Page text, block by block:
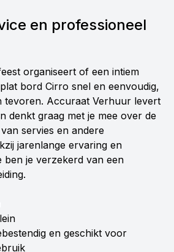
en professioneel
organiseert of een intiem
bord Cirro snel en eenvoudig,
tevoren. Accuraat Verhuur levert
denkt graag met je mee over de
servies en andere
jarenlange ervaring en
ben je verzekerd van een
en geschikt voor